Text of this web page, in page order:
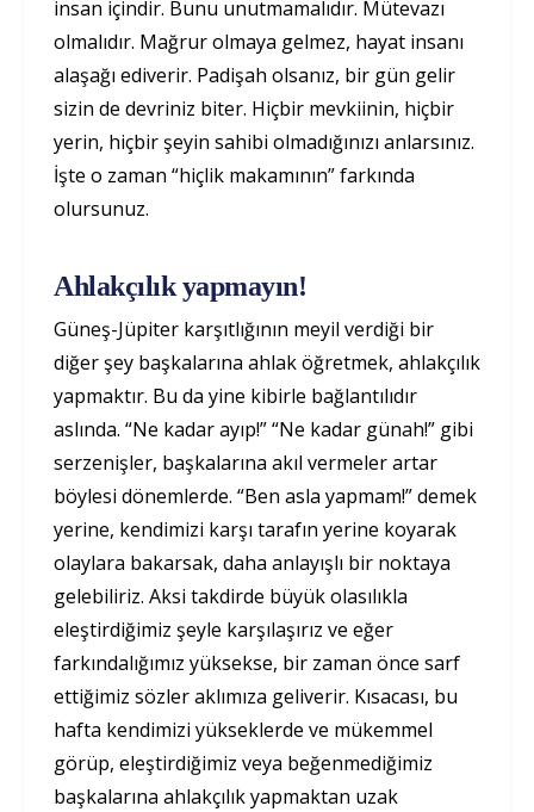
insan içindir. Bunu unutmamalıdır. Mütevazı
olmalıdır. Mağrur olmaya gelmez, hayat insanı
alaşağı ediverir. Padişah olsanız, bir gün gelir
sizin de devriniz biter. Hiçbir mevkiinin, hiçbir
yerin, hiçbir şeyin sahibi olmadığınızı anlarsınız.
İşte o zaman “hiçlik makamının” farkında
olursunuz.
Ahlakçılık yapmayın!
Güneş-Jüpiter karşıtlığının meyil verdiği bir
diğer şey başkalarına ahlak öğretmek, ahlakçılık
yapmaktır. Bu da yine kibirle bağlantılıdır
aslında. “Ne kadar ayıp!” “Ne kadar günah!” gibi
serzenişler, başkalarına akıl vermeler artar
böylesi dönemlerde. “Ben asla yapmam!” demek
yerine, kendimizi karşı tarafın yerine koyarak
olaylara bakarsak, daha anlayışlı bir noktaya
gelebiliriz. Aksi takdirde büyük olasılıkla
eleştirdiğimiz şeyle karşılaşırız ve eğer
farkındalığımız yüksekse, bir zaman önce sarf
ettiğimiz sözler aklımıza geliverir. Kısacası, bu
hafta kendimizi yükseklerde ve mükemmel
görüp, eleştirdiğimiz veya beğenmediğimiz
başkalarına ahlakçılık yapmaktan uzak